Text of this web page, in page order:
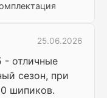
25.06.2026
- отличные
сезон, при
шипиков.